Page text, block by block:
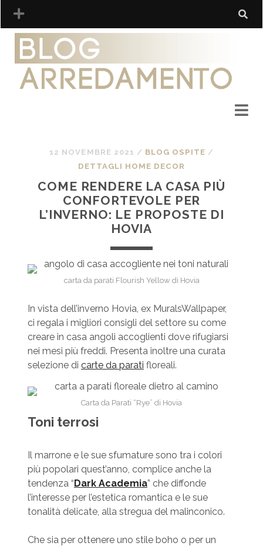
12 NOVEMBRE 2021 / BLOG OSPITE /
DETTAGLI HOME DECOR
COME RENDERE LA CASA PIÙ
CONFORTEVOLE PER
L’INVERNO: LE PROPOSTE DI
HOVIA
carta da parati Flourish Yellow di Hovia
In vista dell’inverno Hovia, ex MuralsWallpaper,
ci regala i migliori consigli del settore su come
creare in casa angoli accoglienti dove rifugiarsi
nei mesi più freddi. Presenta inoltre una curata
selezione di carte da parati floreali.
Carta da Parati “Rye” di Hovia
Toni terrosi
Il marrone e le sue sfumature sono tra i colori
più popolari quest’anno, complice anche la
tendenza “Dark Academia” che diffonde
l’interesse per l’estetica romantica e le sue
tonalità delicate, alla stregua del malinconico.
Che sia per ottenere uno stile boho o per un